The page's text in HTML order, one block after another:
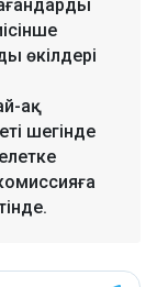
өкілдері
ақ
шегінде